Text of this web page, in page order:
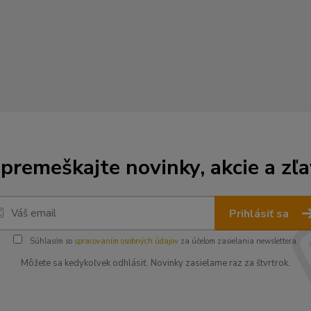
novinky, akcie a
Prihlásiť sa
Súhlasím so spracovaním osobných údajovza účelom zasielania newslettera.
Môžete sa kedykoľvek odhlásiť. Novinky zasielame raz za štvrťrok.